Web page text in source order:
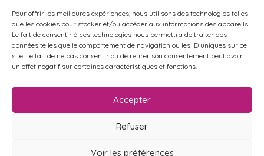
Pour offrir les meilleures expériences, nous utilisons des technologies telles
que les cookies pour stocker et/ou accéder aux informations des appareils.
Le fait de consentir à ces technologies nous permettra de traiter des
données telles que le comportement de navigation ou les ID uniques sur ce
site. Le fait de ne pas consentir ou de retirer son consentement peut avoir
un effet négatif sur certaines caractéristiques et fonctions.
Accepter
Refuser
Voir les préférences
HISTOIRE IMMIGRATION ISRAËL PALESTINE ITALIE
MACRON MARTIN MARXISME MIGRANT-ES
MUNICIPALES MÉLENCHON NUPES OBONO
OCCITANIE PORTUGAL RETRAITES RUSSIE
VIOLENCES SEXISTES ÉCOLOGIE
ÉCOSOCIALISME ÉLECTIONS